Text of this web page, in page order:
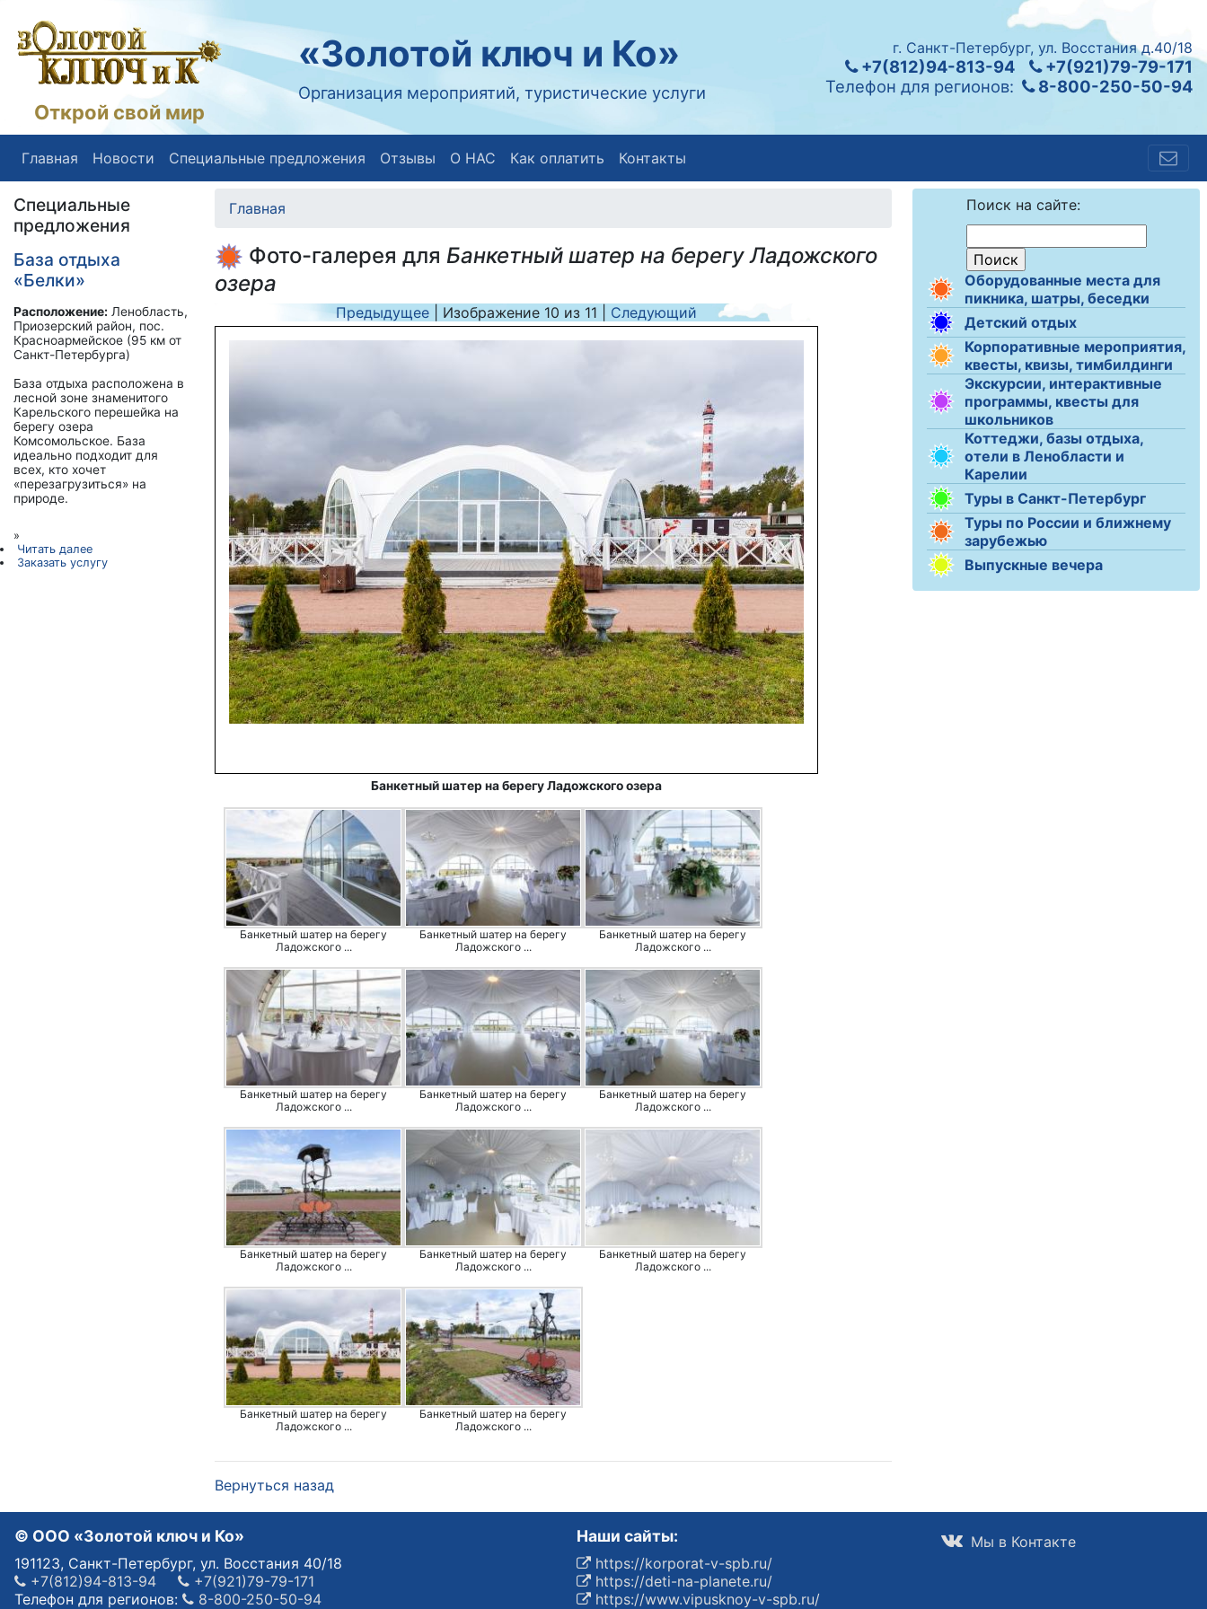
Открой свой мир
«Золотой ключ и Ко»
Организация мероприятий, туристические услуги
г. Санкт-Петербург, ул. Восстания д.40/18
+7(812)94-813-94
+7(921)79-79-171
Телефон для регионов:
8-800-250-50-94
Главная Новости Специальные предложения Отзывы О НАС Как оплатить Контакты
Поиск на сайте:
Оборудованные места для
пикника, шатры, беседки
Детский отдых
Корпоративные мероприятия,
квесты, квизы, тимбилдинги
Экскурсии, интерактивные
программы, квесты для
школьников
Коттеджи, базы отдыха,
отели в Ленобласти и
Карелии
Туры в Санкт-Петербург
Туры по России и ближнему
зарубежью
Выпускные вечера
Главная
Фото-галерея для Банкетный шатер на берегу Ладожского
озера
Предыдущее | Изображение 10 из 11 Следующий
Банкетный шатер на берегу Ладожского озера
Банкетный шатер на берегу
Ладожского ...
Банкетный шатер на берегу
Ладожского ...
Банкетный шатер на берегу
Ладожского ...
Банкетный шатер на берегу
Ладожского ...
Банкетный шатер на берегу
Ладожского ...
Банкетный шатер на берегу
Ладожского ...
Банкетный шатер на берегу
Ладожского ...
Банкетный шатер на берегу
Ладожского ...
Банкетный шатер на берегу
Ладожского ...
Банкетный шатер на берегу
Ладожского ...
Банкетный шатер на берегу
Ладожского ...
Вернуться назад
Специальные
предложения
База отдыха
«Белки»
Расположение: Ленобласть,
Приозерский район, пос.
Красноармейское (95 км от
Санкт-Петербурга)
База отдыха расположена в
лесной зоне знаменитого
Карельского перешейка на
берегу озера
Комсомольское. База
идеально подходит для
всех, кто хочет
«перезагрузиться» на
природе.
»
Читать далее
Заказать услугу
© OOO «Золотой ключ и Ко»
191123, Санкт-Петербург, ул. Восстания 40/18
+7(812)94-813-94
+7(921)79-79-171
Телефон для регионов:
8-800-250-50-94
Наши сайты:
https://korporat-v-spb.ru/
https://deti-na-planete.ru/
https://www.vipusknoy-v-spb.ru/
Мы в Контакте